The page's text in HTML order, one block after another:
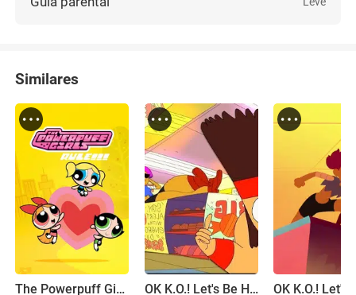
Similares
The Powerpuff Girls Rule!!! OK K.O.! Let's Be Heroes: Enid